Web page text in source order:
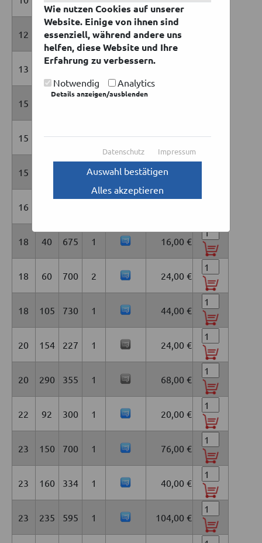
12 100 300 1 12,00 €
13
15
15 215 370 1 40,00 €
15 1 52,00 €
16
18 40 675 1 16,00 €
18 60 700 2 24,00 €
18 105 730 1 44,00 €
20 154 227 1 24,00 €
20 290 355 1 68,00 €
22 92 300 1 20,00 €
23 150 700 1 76,00 €
23 160 334 1 40,00 €
23 235 595 1 104,00 €
Wie nutzen Cookies auf unserer
Website. Einige von ihnen sind
essenziell, während andere uns
helfen, diese Website und Ihre
Erfahrung zu verbessern.
Notwendig Analytics
Details anzeigen/ausblenden
Datenschutz Impressum
Auswahl bestätigen
Alles akzeptieren